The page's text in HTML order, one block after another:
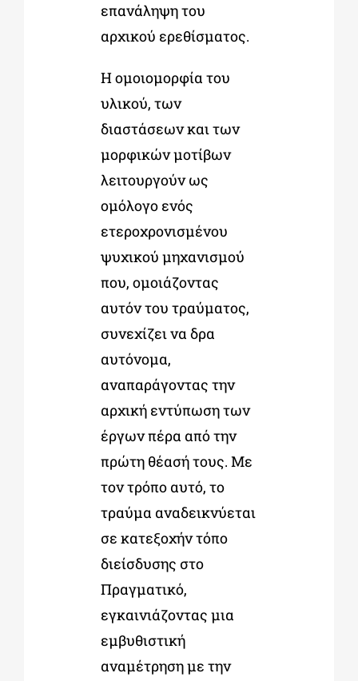
επανάληψη του
αρχικού ερεθίσματος.
Η ομοιομορφία του
υλικού, των
διαστάσεων και των
μορφικών μοτίβων
λειτουργούν ως
ομόλογο ενός
ετεροχρονισμένου
ψυχικού μηχανισμού
που, ομοιάζοντας
αυτόν του τραύματος,
συνεχίζει να δρα
αυτόνομα,
αναπαράγοντας την
αρχική εντύπωση των
έργων πέρα από την
πρώτη θέασή τους. Με
τον τρόπο αυτό, το
τραύμα αναδεικνύεται
σε κατεξοχήν τόπο
διείσδυσης στο
Πραγματικό,
εγκαινιάζοντας μια
εμβυθιστική
αναμέτρηση με την